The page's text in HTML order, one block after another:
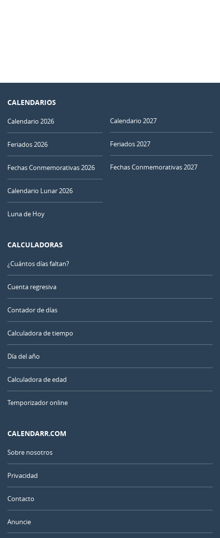
CALENDARIOS
Calendario 2026
Feriados 2026
Fechas Conmemorativas 2026
Calendario Lunar 2026
Luna de Hoy
Calendario 2027
Feriados 2027
Fechas Conmemorativas 2027
CALCULADORAS
¿Cuántos días faltan?
Cuenta regresiva
Contador de días
Calculadora de tiempo
Día del año
Calculadora de edad
Temporizador online
CALENDARR.COM
Sobre nosotros
Privacidad
Contacto
Anuncie